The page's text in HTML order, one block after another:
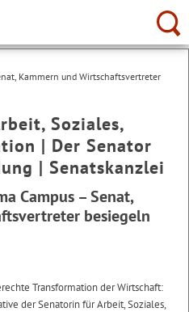
Kammern und Wirtschaftsvertreter
Soziales,
| Der Senator
| Senatskanzlei
Campus – Senat,
besiegeln
Transformation der Wirtschaft:
der Senatorin für Arbeit, Soziales,